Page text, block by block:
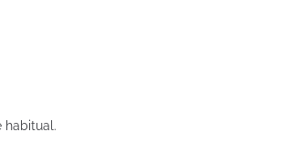
habitual.